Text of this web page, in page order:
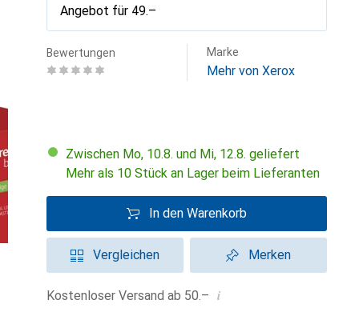
Angebot für CHF
49.–
Bewertungen Marke
Mehr von Xerox
Zwischen Mo, 10.8. und Mi, 12.8. geliefert
Mehr als 10 Stück an Lager beim Lieferanten
In den Warenkorb
Vergleichen Merken
Kostenloser Versand ab 50.– i